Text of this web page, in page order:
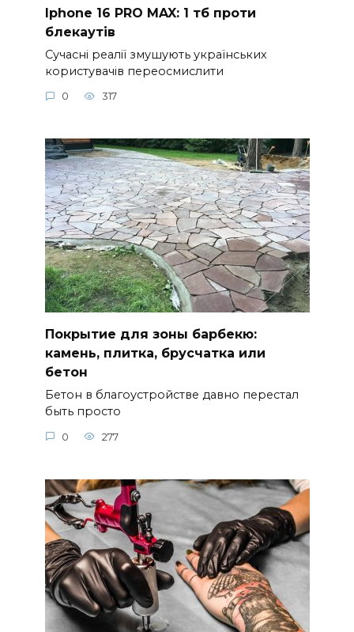
Iphone 16 PRO MAX: 1 тб проти
блекаутів
Сучасні реалії змушують українських
користувачів переосмислити
0 317
Покрытие для зоны барбекю:
камень, плитка, брусчатка или
бетон
Бетон в благоустройстве давно перестал
быть просто
0 277